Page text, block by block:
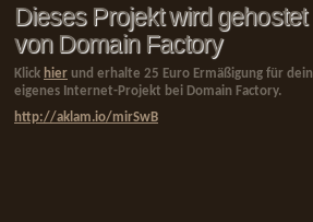
Dieses Projekt wird gehostet
von Domain Factory
Klick hier und erhalte 25 Euro Ermäßigung für dein
eigenes Internet-Projekt bei Domain Factory.
http://aklam.io/mirSwB